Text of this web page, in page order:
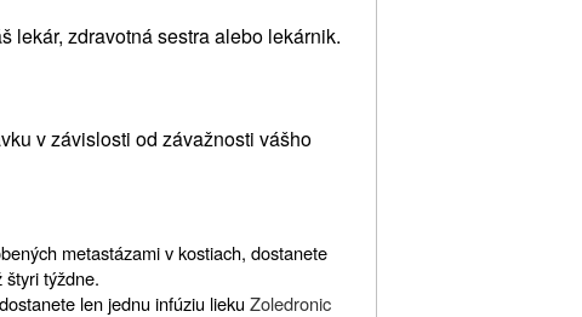
lekár, zdravotná sestra alebo lekárnik.
v závislosti od závažnosti vášho
metastázami v kostiach, dostanete
štyri týždne.
len jednu infúziu lieku Zoledronic